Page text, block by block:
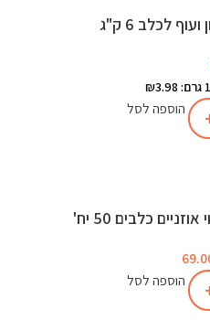
לכלב 6 ק"ג
הוספה לסל
כלבים 50 יח'
הוספה לסל